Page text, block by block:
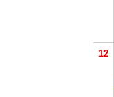
12